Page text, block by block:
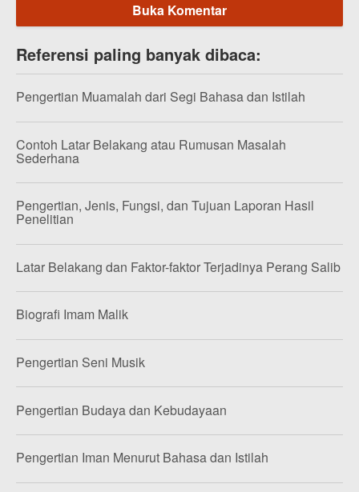
Buka Komentar
Referensi paling banyak dibaca:
Pengertian Muamalah dari Segi Bahasa dan Istilah
Contoh Latar Belakang atau Rumusan Masalah
Sederhana
Pengertian, Jenis, Fungsi, dan Tujuan Laporan Hasil
Penelitian
Latar Belakang dan Faktor-faktor Terjadinya Perang Salib
Biografi Imam Malik
Pengertian Seni Musik
Pengertian Budaya dan Kebudayaan
Pengertian Iman Menurut Bahasa dan Istilah